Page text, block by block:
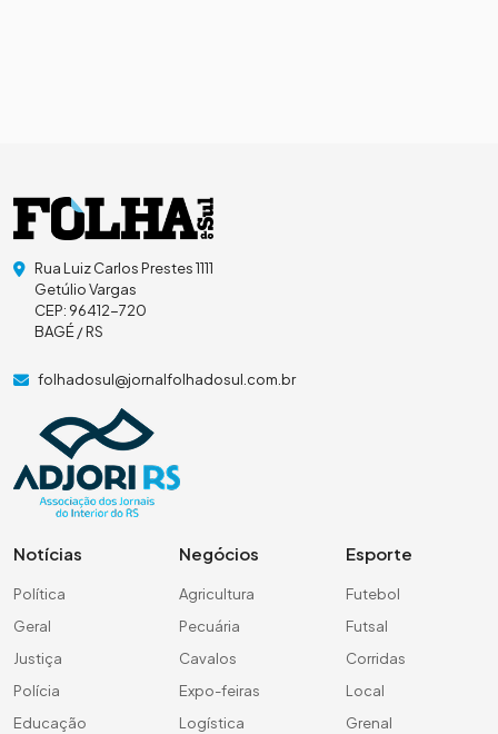
Rua Luiz Carlos Prestes 1111
Getúlio Vargas
CEP: 96412-720
BAGÉ / RS
folhadosul@jornalfolhadosul.com.br
Notícias
Política
Geral
Justiça
Polícia
Educação
Negócios
Agricultura
Pecuária
Cavalos
Expo-feiras
Logística
Esporte
Futebol
Futsal
Corridas
Local
Grenal